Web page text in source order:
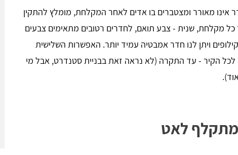
אינו מאורר ומצטברים בו אדים לאחר המקלחת, מומלץ להתקין
כל מקלחת, שנית - צבע תואם, לחדרים רטובים מתאימים צבעים
ויתן לנו חדר אמבטיה עמיד יותר. האפשרות השלישית
לכל הקיר - עד התקרה (לא נראה זאת בבניית סטנדרט, אבל מי
מתקלף לאט